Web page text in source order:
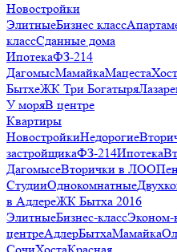
Новостройки
ЭлитныеБизнес класс
классСданные дома
ИпотекаФЗ-214
ДагомысМамайкаМацеста
БытхеЖК Три Богатыря
У моряВ центре
Квартиры
НовостройкиНедорогие
застройщикаФЗ-214Ипотека
ДагомысеВторички в ЛОО
СтудииОднокомнатные
в АдлереЖК Бытха 2016
ЭлитныеБизнес-классЭконом-
центреАдлерБытхаМамайка